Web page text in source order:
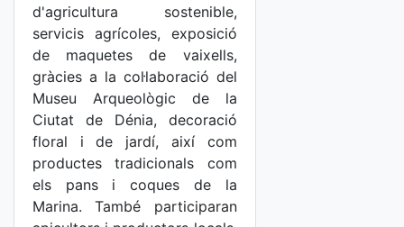
d'agricultura sostenible,
servicis agrícoles, exposició
de maquetes de vaixells,
gràcies a la col·laboració del
Museu Arqueològic de la
Ciutat de Dénia, decoració
floral i de jardí, així com
productes tradicionals com
els pans i coques de la
Marina. També participaran